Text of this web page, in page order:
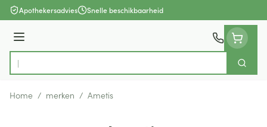
Ga naar de inhoud
Apothekersadvies Snelle beschikbaarheid
Menu
Product, merk, categorie...
Zoek
Home / merken / Ametis